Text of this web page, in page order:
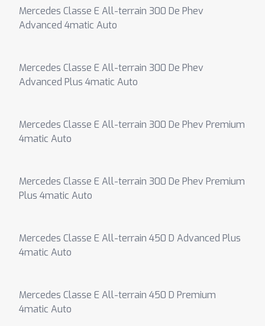
Mercedes Classe E All-terrain 300 De Phev
Advanced 4matic Auto
Mercedes Classe E All-terrain 300 De Phev
Advanced Plus 4matic Auto
Mercedes Classe E All-terrain 300 De Phev Premium
4matic Auto
Mercedes Classe E All-terrain 300 De Phev Premium
Plus 4matic Auto
Mercedes Classe E All-terrain 450 D Advanced Plus
4matic Auto
Mercedes Classe E All-terrain 450 D Premium
4matic Auto